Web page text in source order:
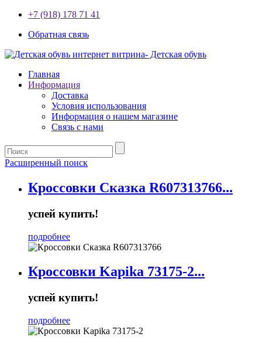
+7 (918) 178 71 41
Обратная связь
Главная
Информация
Доставка
Условия использования
Информация о нашем магазине
Связь с нами
Расширенный поиск
Кроссовки Сказка R607313766...
успей купить!
подробнее
Кроссовки Kapika 73175-2...
успей купить!
подробнее